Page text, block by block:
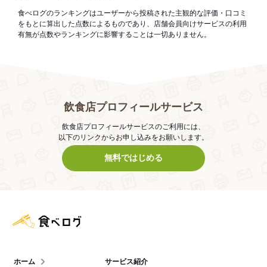
食べログのランキングはユーザーから投稿された主観的な評価・口コミ
をもとに算出した点数によるものであり、店舗会員向けサービスの利用
有無が点数やランキングに影響することは一切ありません。
飲食店プロフィールサービス
飲食店プロフィールサービスのご利用には、
以下のリンクからお申し込みをお願いします。
無料ではじめる
ホーム サービス紹介